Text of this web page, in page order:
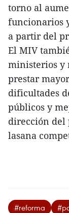
torno al
funcionarios
a partir del
El MIV
ministerios y
prestar
dificultades
públicos y
dirección del
lasana
#reforma